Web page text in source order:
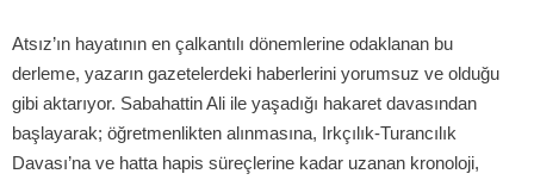
Atsız’ın hayatının en çalkantılı dönemlerine odaklanan bu
derleme, yazarın gazetelerdeki haberlerini yorumsuz ve olduğu
gibi aktarıyor. Sabahattin Ali ile yaşadığı hakaret davasından
başlayarak; öğretmenlikten alınmasına, Irkçılık-Turancılık
Davası’na ve hatta hapis süreçlerine kadar uzanan kronoloji,